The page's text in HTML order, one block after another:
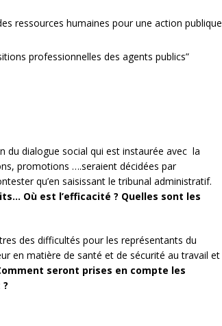
ressources humaines pour une action publique
professionnelles des agents publics”
du dialogue social qui est instaurée avec la
promotions ….seraient décidées par
qu’en saisissant le tribunal administratif.
Où est l’efficacité ? Quelles sont les
des difficultés pour les représentants du
en matière de santé et de sécurité au travail et
seront prises en compte les